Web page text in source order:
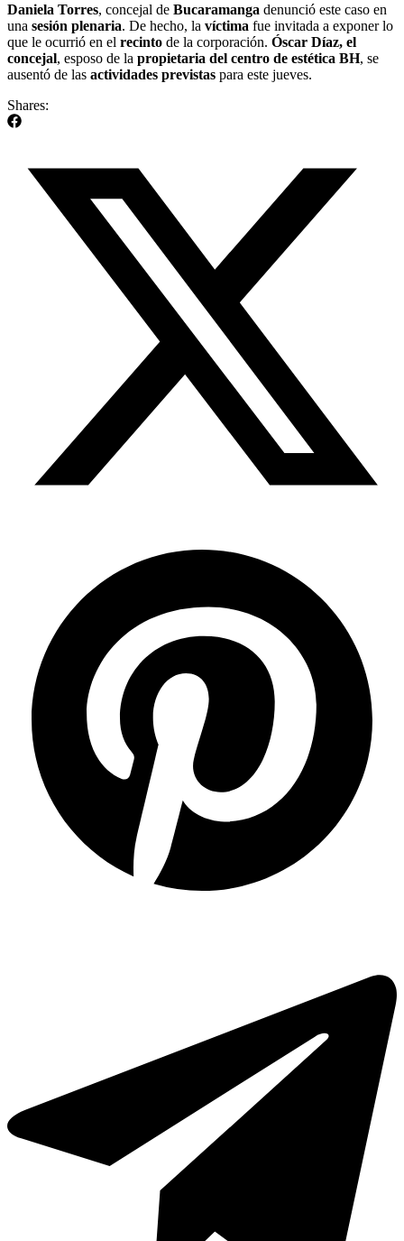
Daniela Torres, concejal de Bucaramanga denunció este caso en
una sesión plenaria. De hecho, la víctima fue invitada a exponer lo
que le ocurrió en el recinto de la corporación. Óscar Díaz, el
concejal, esposo de la propietaria del centro de estética BH, se
ausentó de las actividades previstas para este jueves.
Shares: